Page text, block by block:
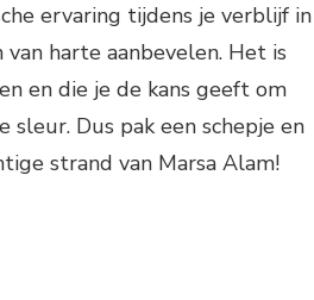
ervaring tijdens je verblijf in
harte aanbevelen. Het is
en die je de kans geeft om
sleur. Dus pak een schepje en
strand van Marsa Alam!